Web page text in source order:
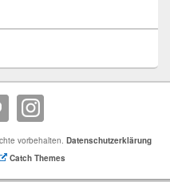
vorbehalten. Datenschutzerklärung
Catch Themes